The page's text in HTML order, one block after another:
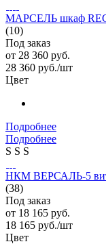
МАРСЕЛЬ шкаф
(10)
Под заказ
от 28 360 руб.
28 360 руб./шт
Цвет
Подробнее
Подробнее
S S S
НКМ ВЕРСАЛЬ-5
(38)
Под заказ
от 18 165 руб.
18 165 руб./шт
Цвет